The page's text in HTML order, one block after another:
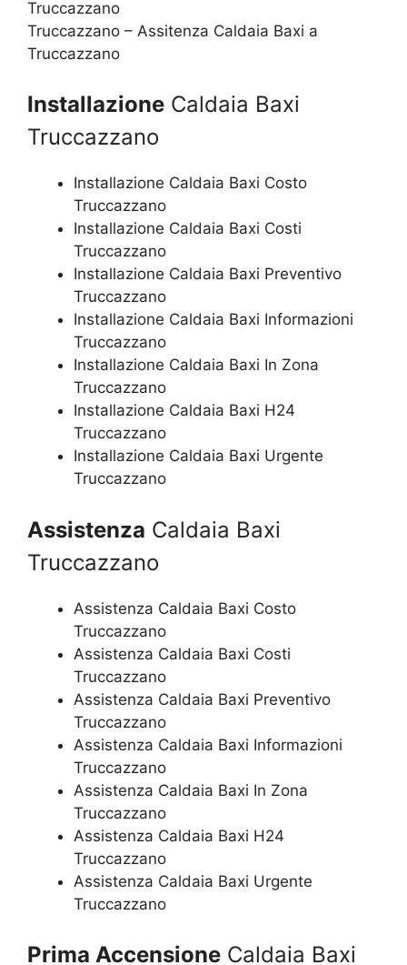
Truccazzano – Assitenza Caldaia Baxi a
Truccazzano
Installazione Caldaia Baxi
Truccazzano
Installazione Caldaia Baxi Costo
Truccazzano
Installazione Caldaia Baxi Costi
Truccazzano
Installazione Caldaia Baxi Preventivo
Truccazzano
Installazione Caldaia Baxi Informazioni
Truccazzano
Installazione Caldaia Baxi In Zona
Truccazzano
Installazione Caldaia Baxi H24
Truccazzano
Installazione Caldaia Baxi Urgente
Truccazzano
Assistenza Caldaia Baxi
Truccazzano
Assistenza Caldaia Baxi Costo
Truccazzano
Assistenza Caldaia Baxi Costi
Truccazzano
Assistenza Caldaia Baxi Preventivo
Truccazzano
Assistenza Caldaia Baxi Informazioni
Truccazzano
Assistenza Caldaia Baxi In Zona
Truccazzano
Assistenza Caldaia Baxi H24
Truccazzano
Assistenza Caldaia Baxi Urgente
Truccazzano
Prima Accensione Caldaia Baxi